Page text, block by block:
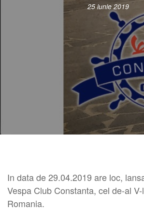
25 iunie 2019
In data de 29.04.2019 are loc,
Vespa Club Constanta, cel de-al
Romania.